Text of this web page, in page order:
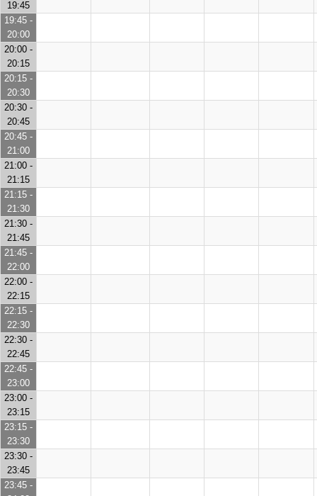
19:45
19:45 -
20:00
20:00 -
20:15
20:15 -
20:30
20:30 -
20:45
20:45 -
21:00
21:00 -
21:15
21:15 -
21:30
21:30 -
21:45
21:45 -
22:00
22:00 -
22:15
22:15 -
22:30
22:30 -
22:45
22:45 -
23:00
23:00 -
23:15
23:15 -
23:30
23:30 -
23:45
23:45 -